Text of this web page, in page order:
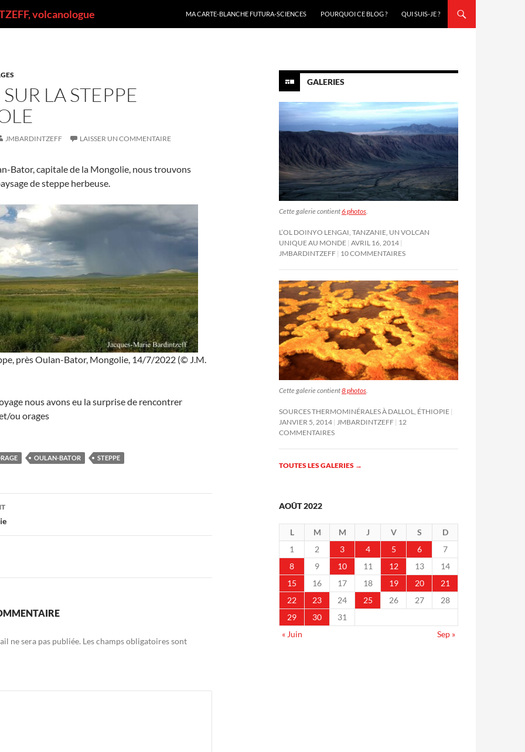
volcanologue
MA CARTE-BLANCHE FUTURA-SCIENCES
POURQUOI CE BLOG ? QUI SUIS-JE ?
LA STEPPE
JMBARDINTZEFF LAISSER UN COMMENTAIRE
Bator, capitale de la Mongolie, nous trouvons
de steppe herbeuse.
près Oulan-Bator, Mongolie, 14/7/2022 (© J.M.
nous avons eu la surprise de rencontrer
ou orages
OULAN-BATOR STEPPE
ne sera pas publiée. Les champs obligatoires sont
GALERIES
Cette galerie contient6 photos.
L’OL DOINYO LENGAI, TANZANIE, UN VOLCAN
UNIQUE AU MONDE AVRIL 16, 2014
JMBARDINTZEFF 10 COMMENTAIRES
Cette galerie contient8 photos
SOURCES THERMOMINÉRALES À DALLOL, ÉTHIOPIE
JANVIER 5, 2014
JMBARDINTZEFF 12
COMMENTAIRES
TOUTES LES GALERIES →
AOÛT 2022
L M M J V S
D
1
2 3 4 5 6
7
8
9 10 11 12 13
14
15
16 17 18 19 20
21
22
23 24 25 26 27
28
29
30
31
« Juin
Sep »